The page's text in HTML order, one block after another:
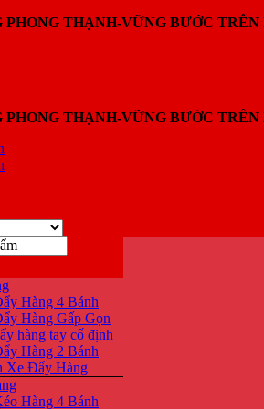
PHONG THẠNH-VỮNG BƯỚC
PHONG THẠNH-VỮNG BƯỚC
Hàng 4 Bánh
Hàng Gấp Gọn
hàng tay cố định
Hàng 2 Bánh
Xe Đẩy Hàng
Hàng 4 Bánh